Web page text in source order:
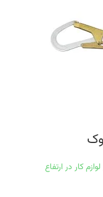
لوازم کار در ارتفاع